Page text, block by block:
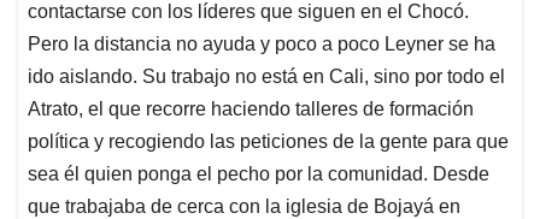
contactarse con los líderes que siguen en el Chocó.
Pero la distancia no ayuda y poco a poco Leyner se ha
ido aislando. Su trabajo no está en Cali, sino por todo el
Atrato, el que recorre haciendo talleres de formación
política y recogiendo las peticiones de la gente para que
sea él quien ponga el pecho por la comunidad. Desde
que trabajaba de cerca con la iglesia de Bojayá en